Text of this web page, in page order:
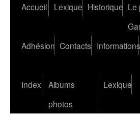
Aller
contenu
Accueil Lexique Historique Le
Adhésion Contacts Informations
Index
Albums
photos
Lexique